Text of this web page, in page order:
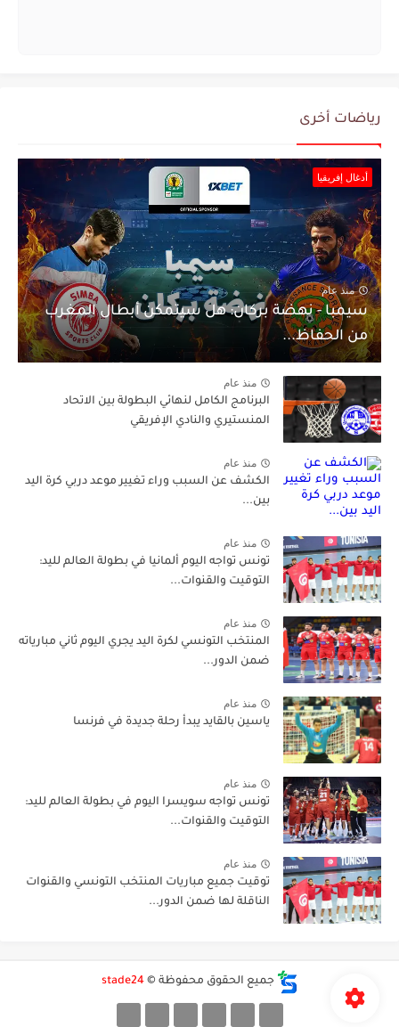
رياضات أخرى
أدغال إفريقيا
منذ عام
سيمبا - نهضة بركان: هل سيتمكن أبطال المغرب
من الحفاظ...
منذ عام
البرنامج الكامل لنهائي البطولة بين الاتحاد
المنستيري والنادي الإفريقي
منذ عام
الكشف عن السبب وراء تغيير موعد دربي كرة اليد
بين...
منذ عام
تونس تواجه اليوم ألمانيا في بطولة العالم لليد:
التوقيت والقنوات...
منذ عام
المنتخب التونسي لكرة اليد يجري اليوم ثاني مبارياته
ضمن الدور...
منذ عام
ياسين بالقايد يبدأ رحلة جديدة في فرنسا
منذ عام
تونس تواجه سويسرا اليوم في بطولة العالم لليد:
التوقيت والقنوات...
منذ عام
توقيت جميع مباريات المنتخب التونسي والقنوات
الناقلة لها ضمن الدور...
جميع الحقوق محفوظة © stade24